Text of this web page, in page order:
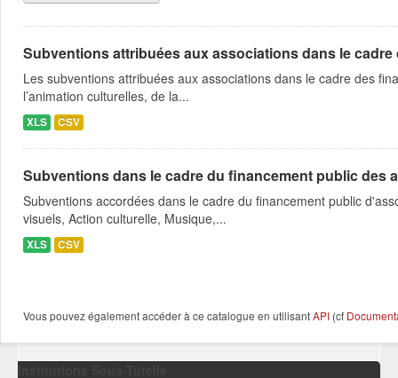
Subventions attribuées aux associations dans le
Les subventions attribuées aux associations dans le cadre des
l’animation culturelles, de la...
XLS CSV
Subventions dans le cadre du financement public des
Subventions accordées dans le cadre du financement public
visuels, Action culturelle, Musique,...
XLS CSV
Vous pouvez également accéder à ce catalogue en utilisantAPI (cf